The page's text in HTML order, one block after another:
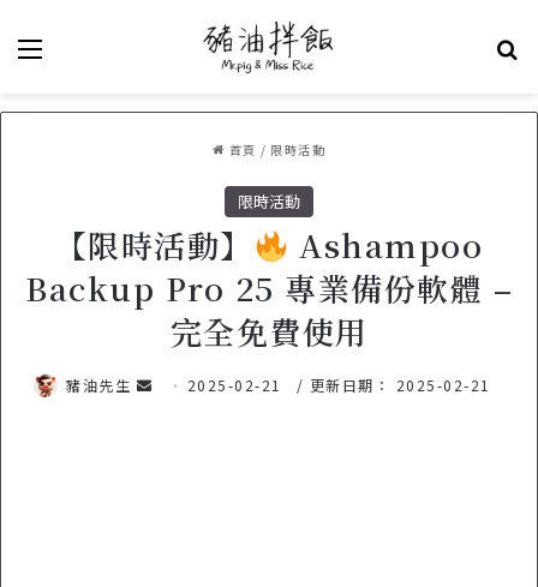
首頁 / 限時活動
限時活動
【限時活動】
Ashampoo
Backup Pro 25 專業備份軟體 –
完全免費使用
豬油先生 2025-02-21 / 更新日期： 2025-02-21